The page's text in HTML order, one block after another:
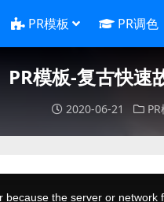
PR模板 PR调色
PR模板-复古快速
2020-06-21
the server or network